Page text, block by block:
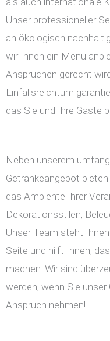
Unser professioneller
an ökologisch
wir Ihnen ein Menü
Ansprüchen gerecht
Einfallsreichtum
das Sie und Ihre Gäste
Neben unserem
Getränkeangebot
das Ambiente Ihrer
Dekorationsstilen,
Unser Team steht
Seite und hilft Ihnen,
machen. Wir sind
werden, wenn Sie unser
Anspruch nehmen!